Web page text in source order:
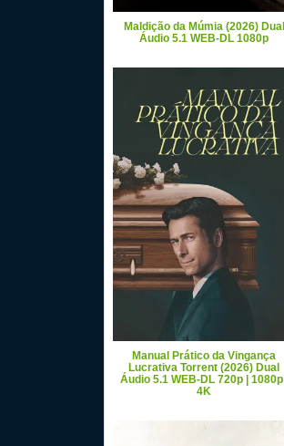
Maldição da Múmia (2026) Dual
Áudio 5.1 WEB-DL 1080p
Manual Prático da Vingança
Lucrativa Torrent (2026) Dual
Áudio 5.1 WEB-DL 720p | 1080p |
4K